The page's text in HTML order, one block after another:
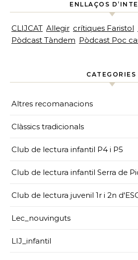
ENLLAÇOS
CLIJCAT Allegir crítiques Faristol
Pòdcast Tàndem Pòdcast Poc
CATEGORIES
Altres recomanacions
Clàssics tradicionals
Club de lectura infantil P4 i P5
Club de lectura infantil Serra de
Club de lectura juvenil 1r i 2n
Lec_nouvinguts
LIJ_infantil